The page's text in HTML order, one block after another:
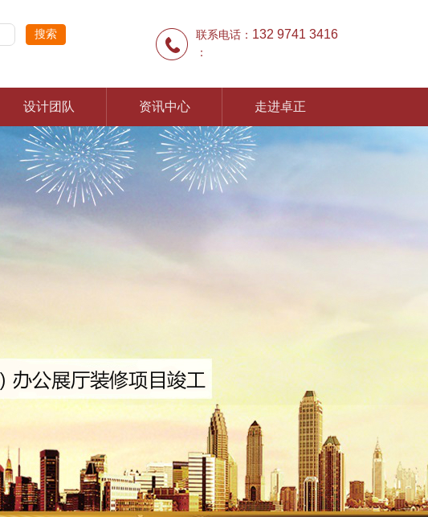
联系电话： 132 9741 3416
：
设计团队 资讯中心 走进卓正